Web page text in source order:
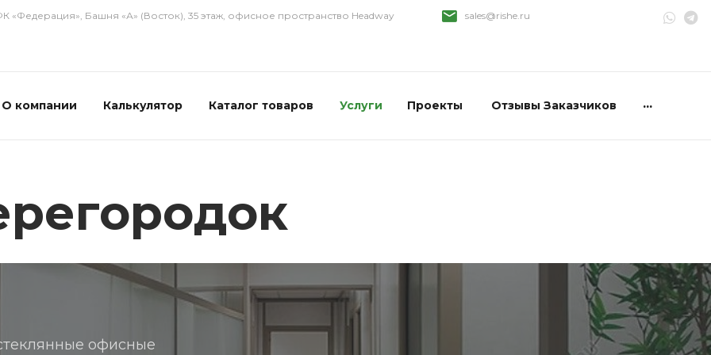
Башня «А» (Восток), 35 этаж, офисное пространство Headway sales@rishe.ru
О компании Калькулятор Каталог товаров Услуги Проекты Отзывы Заказчиков ...
офисные